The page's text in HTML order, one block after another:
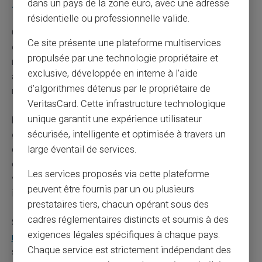
?
Contactez immédiatement votre banque pour faire
opposition sur votre carte. Cette démarche bloque toute
nouvelle transaction frauduleuse. Votre conseiller gèle
aussi votre compte si nécessaire. Vous recevez une
nouvelle carte sous quelques jours.
Déposez plainte au commissariat ou à la
gendarmerie sans délai. Cette déclaration officielle
constitue la première étape du remboursement. Vous
obtenez un récépissé qui servira de preuve auprès de
votre banque. La police lance aussi une enquête pour
identifier les responsables.
Signalez l'arnaque sur la plateformePHAROS du
ministère de l'Intérieur . Ce service recueille les
signalements d'escroqueries en ligne. Vos informations
dans un pays de la zone euro, avec une adresse
résidentielle ou professionnelle valide.
Ce site présente une plateforme multiservices
propulsée par une technologie propriétaire et
exclusive, développée en interne à l’aide
d’algorithmes détenus par le propriétaire de
VeritasCard. Cette infrastructure technologique
unique garantit une expérience utilisateur
sécurisée, intelligente et optimisée à travers un
large éventail de services.
Les services proposés via cette plateforme
peuvent être fournis par un ou plusieurs
prestataires tiers, chacun opérant sous des
cadres réglementaires distincts et soumis à des
exigences légales spécifiques à chaque pays.
Chaque service est strictement indépendant des